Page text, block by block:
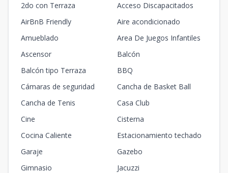
2do con Terraza
Acceso Discapacitados
AirBnB Friendly
Aire acondicionado
Amueblado
Area De Juegos Infantiles
Ascensor
Balcón
Balcón tipo Terraza
BBQ
Cámaras de seguridad
Cancha de Basket Ball
Cancha de Tenis
Casa Club
Cine
Cisterna
Cocina Caliente
Estacionamiento techado
Garaje
Gazebo
Gimnasio
Jacuzzi